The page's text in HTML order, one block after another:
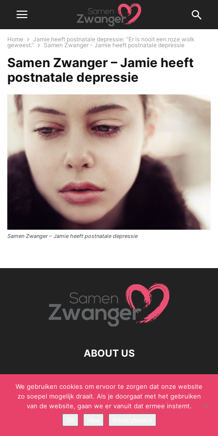
Home
Jamie heeft postnatale depressie: “Er is nooit een roze wolk
geweest.”
Samen Zwanger - Jamie heeft postnatale depressie
Samen Zwanger – Jamie heeft
postnatale depressie
Samen Zwanger – Jamie heeft postnatale depressie
ABOUT US
© Samen Zwanger - Copyright - Gericht Media 2017 - 2021
We gebruiken cookies om ervoor te zorgen dat onze website
zo soepel mogelijk draait. Als je doorgaat met het gebruiken
van de website, gaan we er vanuit dat ermee instemt.